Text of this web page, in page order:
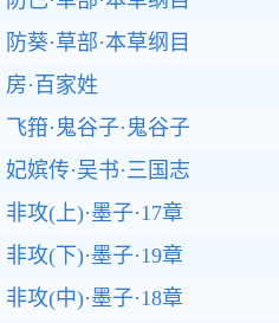
防葵·草部·本草纲目
房·百家姓
飞箝·鬼谷子·鬼谷子
妃嫔传·吴书·三国志
非攻(上)·墨子·17章
非攻(下)·墨子·19章
非攻(中)·墨子·18章